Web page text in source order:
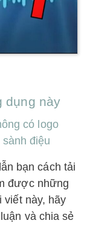
dụng này
có logo
điệu
bạn cách tải
được những
viết này, hãy
và chia sẻ